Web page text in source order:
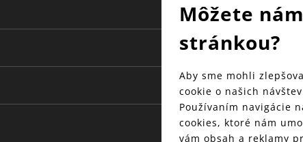
Môžete
stránkou?
Aby sme mohli
cookie o našich
Používaním navigácie
cookies, ktoré nám
vám obsah a reklamy